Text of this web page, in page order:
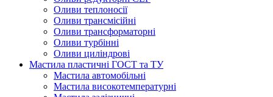
Оливи теплоносії
Оливи трансмісійні
Оливи трансформаторні
Оливи турбінні
Оливи циліндрові
Мастила пластичні ГОСТ та ТУ
Мастила автомобільні
Мастила високотемпературні